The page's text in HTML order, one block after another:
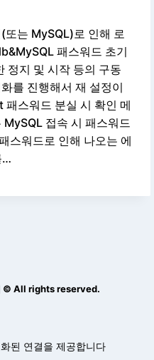
는 MySQL)로 인해 로
패스워드 초기
정지 및 시작 등의 구동
를 진행해서 재 설정이
스워드 분실 시 확인 메
접속 시 패스워드
스워드로 인해 나오는 에
…
© All rights reserved.
된 연결을 제공합니다